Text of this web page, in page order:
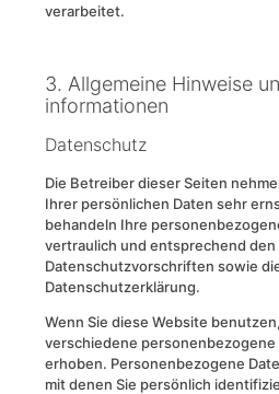
verarbeitet.
3. Allgemeine Hinweise
informationen
Datenschutz
Die Betreiber dieser Seiten
Ihrer persönlichen Daten sehr
behandeln Ihre
vertraulich und entsprechend
Datenschutzvorschriften sowie
Datenschutzerklärung.
Wenn Sie diese Website
verschiedene personenbezogene
erhoben. Personenbezogene
mit denen Sie persönlich